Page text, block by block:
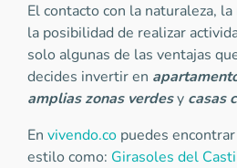
El contacto con la naturaleza,
la posibilidad de realizar
solo algunas de las ventajas
decides invertir en
amplias zonas verdesy casas
En vivendo.co puedes
estilo como: Girasoles del